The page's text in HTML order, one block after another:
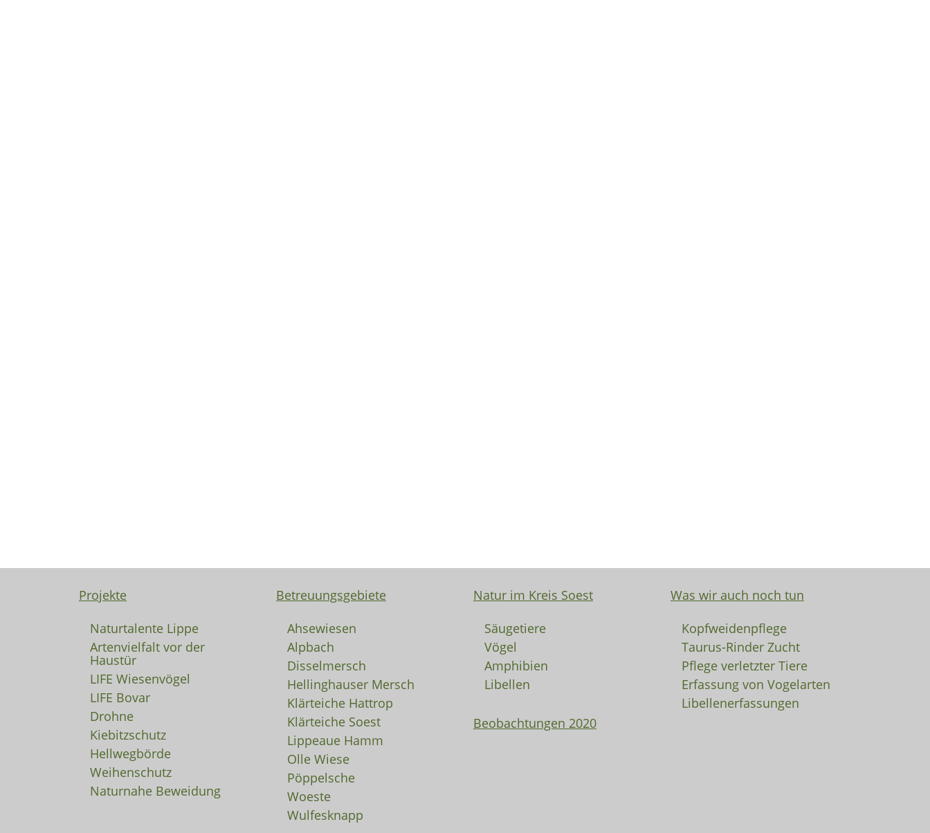
Projekte
Naturtalente Lippe
Artenvielfalt vor der
Haustür
LIFE Wiesenvögel
LIFE Bovar
Drohne
Kiebitzschutz
Hellwegbörde
Weihenschutz
Naturnahe Beweidung
Betreuungsgebiete
Ahsewiesen
Alpbach
Disselmersch
Hellinghauser Mersch
Klärteiche Hattrop
Klärteiche Soest
Lippeaue Hamm
Olle Wiese
Pöppelsche
Woeste
Wulfesknapp
Natur im Kreis Soest
Säugetiere
Vögel
Amphibien
Libellen
Beobachtungen 2020
Was wir auch noch tun
Kopfweidenpflege
Taurus-Rinder Zucht
Pflege verletzter Tiere
Erfassung von Vogelarten
Libellenerfassungen